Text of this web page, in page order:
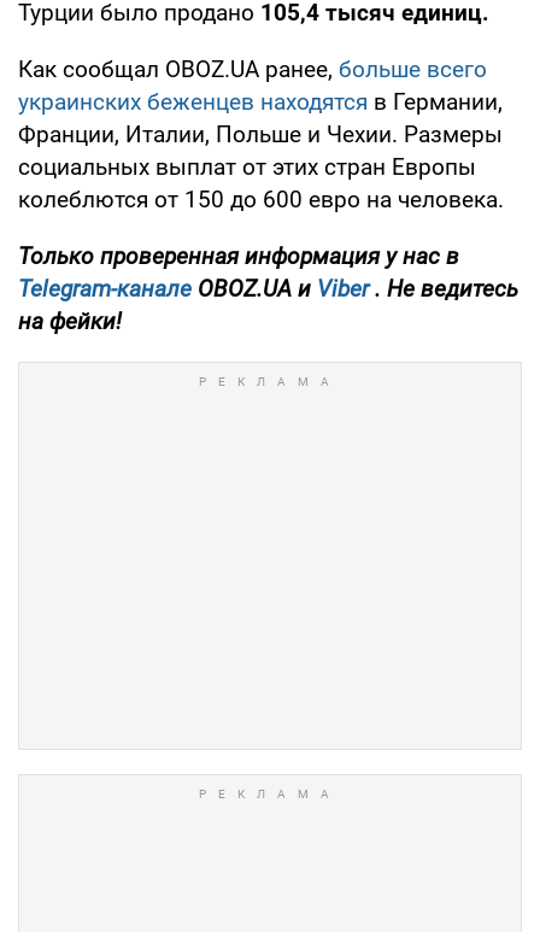
Турции было продано 105,4 тысяч единиц.
Как сообщал OBOZ.UA ранее, больше всего
украинских беженцев находятся в Германии,
Франции, Италии, Польше и Чехии. Размеры
социальных выплат от этих стран Европы
колеблются от 150 до 600 евро на человека.
Только проверенная информация у нас в
Telegram-канале OBOZ.UA и Viber . Не ведитесь
на фейки!